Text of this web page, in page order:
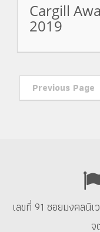
Cargill
2019
Previous Page
เลขที่ 91 ซอยมงคลนิ